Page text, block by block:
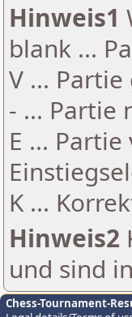
Hinweis1
blank ...
V ...
- ... Partie
E ...
K ...
Hinweis2
und sind
Chess-Tournament-